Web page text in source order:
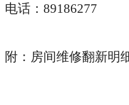
电话： 89186277
附：房间维修翻新明